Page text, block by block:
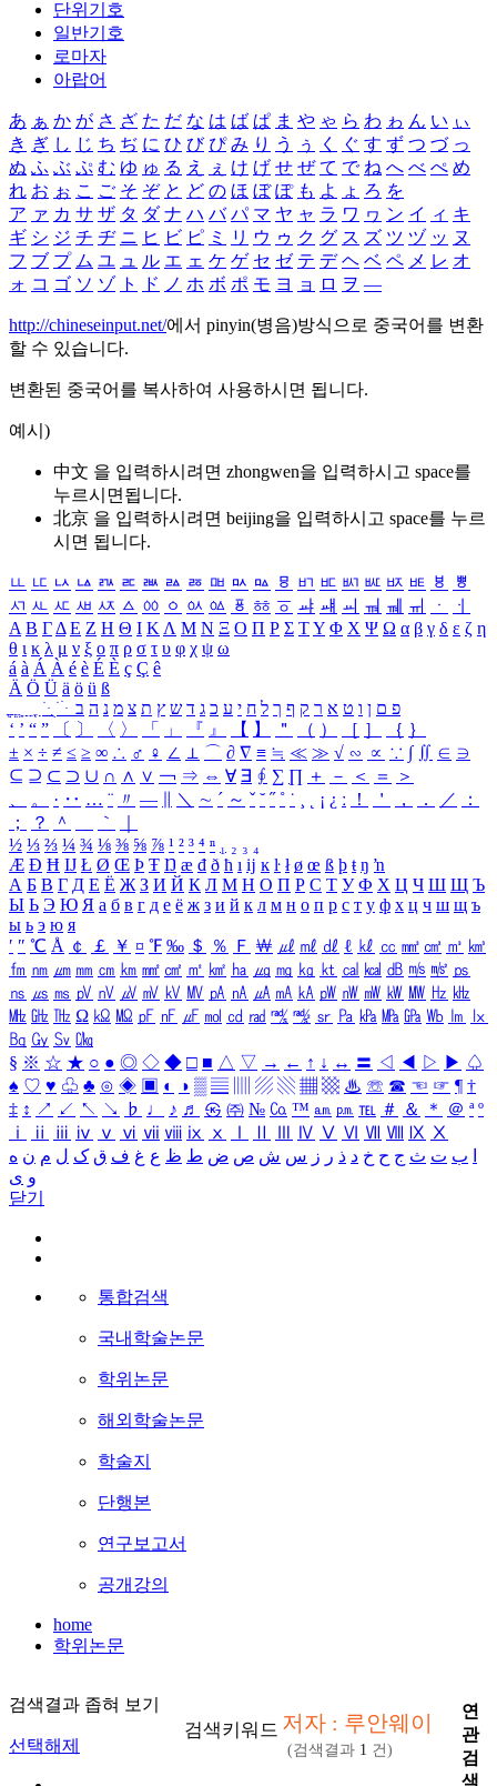
단위기호
일반기호
로마자
아랍어
あ ぁ か が さ ざ た だ な は ば ぱ ま や ゃ ら わ ゎ ん い ぃ
き ぎ し じ ち ぢ に ひ び ぴ み り う ぅ く ぐ す ず つ づ っ
ぬ ふ ぶ ぷ む ゆ ゅ る え ぇ け げ せ ぜ て で ね へ べ ぺ め
れ お ぉ こ ご そ ぞ と ど の ほ ぼ ぽ も よ ょ ろ を
ア ァ カ サ ザ タ ダ ナ ハ バ パ マ ヤ ャ ラ ワ ヮ ン イ ィ キ
ギ シ ジ チ ヂ ニ ヒ ビ ピ ミ リ ウ ゥ ク グ ス ズ ツ ヅ ッ ヌ
フ ブ プ ム ユ ュ ル エ ェ ケ ゲ セ ゼ テ デ ヘ ベ ペ メ レ オ
ォ コ ゴ ソ ゾ ト ド ノ ホ ボ ポ モ ヨ ョ ロ ヲ ―
http://chineseinput.net/에서 pinyin(병음)방식으로 중국어를 변환
할 수 있습니다.
변환된 중국어를 복사하여 사용하시면 됩니다.
예시)
中文 을 입력하시려면 zhongwen을 입력하시고 space를
누르시면됩니다.
北京 을 입력하시려면 beijing을 입력하시고 space를 누르
시면 됩니다.
ㅥ ㅦ ㅧ ㅨ ㅩ ㅪ ㅫ ㅬ ㅭ ㅮ ㅯ ㅰ ㅱ ㅲ ㅳ ㅴ ㅵ ㅶ ㅷ ㅸ
ㅹ
ㅺ ㅻ ㅼ ㅽ ㅾ ㅿ ㆀ ㆁ ㆂ ㆃ ㆄ ㆅ ㆆ ㆇ ㆈ ㆉ ㆊ ㆋ ㆌ ㆍ
ㆎ
Α Β ΓΔ Ε Ζ Η Θ Ι ΚΛ Μ Ν Ξ Ο Π Ρ Σ ΤΥ Φ Χ Ψ Ω α β γ δ ε ζ η
θ ι κ λ μ ν ξ ο π ρ σ τ υ φ χ ψ ω
á à Á À é è É È ç Ç ê
Ä Ö Ü ä ö ü ß
ִֶֹ ֻּ ׁׂ פ ם ן ו ט א ר ק ף ך ל ח י ע כ ג ד ש ץ ת צ מ נ ה ב
‘ ’ “ ” 〔 〕 〈 〉 「 」 『 』 【 】 ＂ （ ） ［ ］ ｛ ｝
± × ÷ ≠ ≤ ≥ ∞ ∴ ♂ ♀ ∠ ⊥ ⌒ ∂ ∇ ≡ ≒ ≪ ≫ √ ∽ ∝ ∵ ∫ ∬ ∈ ∋
⊆ ⊇ ⊂ ⊃ ∪ ∩ ∧ ∨ ￢ ⇒ ⇔ ∀ ∃ ∮ ∑ ∏ ＋ － ＜ ＝
＞
、
。 · ‥ … ¨ 〃 ― ＼ ∼ ´ ～ ˇ ˘ ˝ ˚ ˙ ¸ ¡ ¿ ː ！ ＇ ， ． ／
：
；
？ ＾ ｀
½ ⅓ ⅔ ¼ ¾ ⅛ ⅜ ⅝ ⅞ ¹ ² ³ ⁴ ⁿ ₁ ₂ ₃ ₄
Æ Ð Ħ Ĳ Ł Ø Œ Þ Ŧ Ŋ æ đ ð ħ ı ĳ ĸ ŀ ł ø œ ß þ ŧ ŋ ŉ
А Б В Г Д Е Ё Ж З И Й К Л М Н О П Р С Т У Ф Х Ц Ч Ш Щ Ъ
Ы Ь Э Ю Я а б в г д е ё ж з и й к л м н о п р с т у ф х ц ч ш щ ъ
ы ь э ю я
′ ″ ℃ Å ￠ ￡ ￥ ¤ ℉ ‰ ＄ ％ Ｆ ￦ ㎕ ㎖ ㎗ ℓ ㎘ ㏄ ㎣ ㎤ ㎥ ㎦
㎙ ㎚ ㎛ ㎜ ㎝ ㎞ ㎟ ㎠ ㎡ ㎢ ㏊ ㎍ ㎎ ㎏ ㏏ ㎈ ㎉ ㏈ ㎧ ㎨ ㎰
㎱ ㎲ ㎳ ㎴ ㎵ ㎶ ㎷ ㎸ ㎹ ㎀ ㎁ ㎂ ㎃ ㎄ ㎺ ㎻ ㎽ ㎾ ㎿ ㎐ ㎑
㎒ ㎓ ㎔ Ω ㏀ ㏁ ㎊ ㎋ ㎌ ㏖ ㏅ ㎭ ㎮ ㎯ ㏛ ㎩ ㎪ ㎫ ㎬ ㏝ ㏐
㏓
㏃ ㏉ ㏜ ㏆
§ ※ ☆ ★ ○ ● ◎ ◇ ◆ □ ■ △ ▽ → ← ↑ ↓ ↔ 〓 ◁ ◀ ▷ ▶ ♤
♠ ♡ ♥ ♧ ♣ ⊙ ◈ ▣ ◐ ◑ ▒ ▤ ▨ ▧ ▦ ▩ ♨ ☏ ☎ ☜ ☞ ¶ †
‡ ↕ ↗ ↙ ↖ ↘ ♭ ♩ ♪ ♬ ㉿ ㈜ № ㏇ ™ ㏂ ㏘ ℡ ＃ ＆ ＊ ＠ ª º
ⅰ
ⅱ ⅲ ⅳ ⅴ ⅵ ⅶ ⅷ ⅸ ⅹ Ⅳ Ⅴ Ⅵ Ⅶ Ⅷ Ⅸ Ⅹ
ب ت ث ج ح خ د ذ ر ز س ش ص ض ط ظ ع غ ف ق ک ل م ن ه
و ی
닫기
통합검색
국내학술논문
학위논문
해외학술논문
학술지
단행본
연구보고서
공개강의
home
학위논문
검색결과 좁혀 보기
선택해제
검색키워드 저자 : 루안웨이
(검색결과 1 건)
연
관
검
색